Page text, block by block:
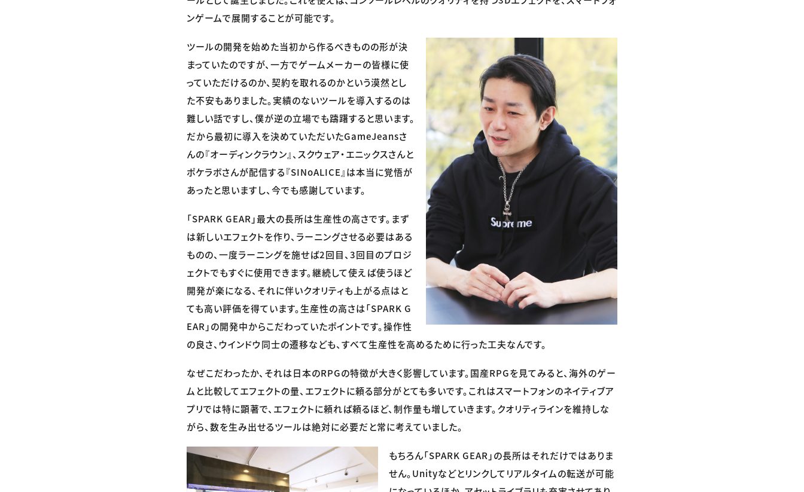
ンゲームで展開することが可能です。
ツールの開発を始めた当初から作るべきものの形が決
まっていたのですが、一方でゲームメーカーの皆様に使
っていただけるのか、契約を取れるのかという漠然とし
た不安もありました。実績のないツールを導入するのは
難しい話ですし、僕が逆の立場でも躊躇すると思います。
だから最初に導入を決めていただいたGameJeansさ
んの『オーディンクラウン』、スクウェア・エニックスさんと
ポケラボさんが配信する『SINoALICE』は本当に覚悟が
あったと思いますし、今でも感謝しています。
「SPARK GEAR」最大の長所は生産性の高さです。まず
は新しいエフェクトを作り、ラーニングさせる必要はある
ものの、一度ラーニングを施せば2回目、3回目のプロジ
ェクトでもすぐに使用できます。継続して使えば使うほど
開発が楽になる、それに伴いクオリティも上がる点はと
ても高い評価を得ています。生産性の高さは「SPARK G
EAR」の開発中からこだわっていたポイントです。操作性
の良さ、ウインドウ同士の遷移なども、すべて生産性を高めるために行った工夫なんです。
なぜこだわったか、それは日本のRPGの特徴が大きく影響しています。国産RPGを見てみると、海外のゲー
ムと比較してエフェクトの量、エフェクトに頼る部分がとても多いです。これはスマートフォンのネイティブア
プリでは特に顕著で、エフェクトに頼れば頼るほど、制作量も増していきます。クオリティラインを維持しな
がら、数を生み出せるツールは絶対に必要だと常に考えていました。
もちろん「SPARK GEAR」の長所はそれだけではありま
せん。Unityなどとリンクしてリアルタイムの転送が可能